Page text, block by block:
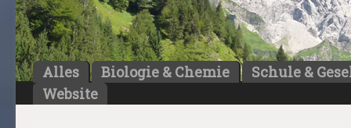
Alles Biologie & Chemie
Schule &
Website